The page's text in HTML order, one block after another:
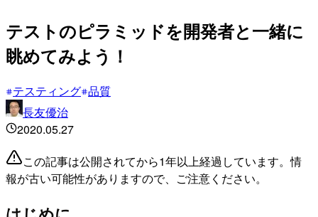
テストのピラミッドを開発者と一緒に
眺めてみよう！
テスティング 品質
長友優治
2020.05.27
この記事は公開されてから1年以上経過しています。情
報が古い可能性がありますので、ご注意ください。